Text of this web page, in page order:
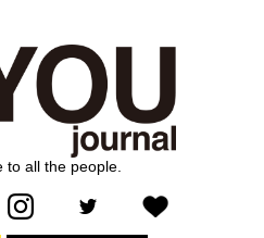
to all the people.